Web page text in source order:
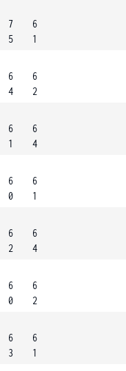
7
5
6
1
6
4
6
2
6
1
6
4
6
0
6
1
6
2
6
4
6
0
6
2
6
3
6
1